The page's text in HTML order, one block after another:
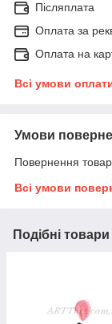
Післяплата
Оплата за
Оплата на
Всі умови
Умови
Повернення
Всі умови
Подібні товари